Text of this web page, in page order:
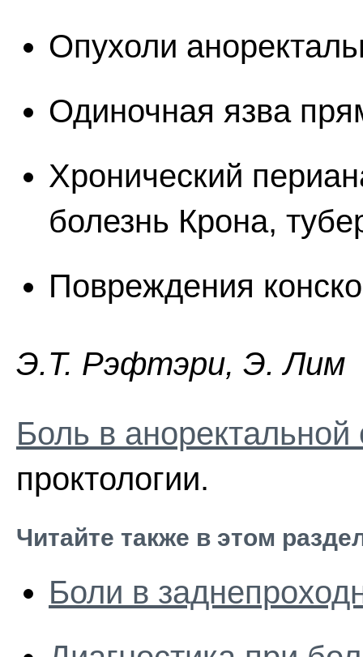
Опухоли
Одиночная язва
Хронический
болезнь Крона,
Повреждения
Э.T. Pэфтэpи, Э. Лим
Боль в аноректальной
проктологии.
Читайте также в этом
Боли в